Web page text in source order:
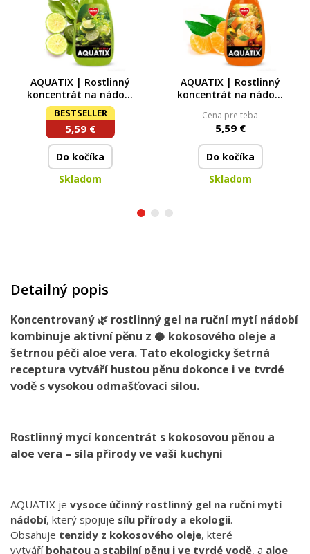
AQUATIX | Rostlinný
koncentrát na nádobí
BERGAMOT & LEMON |
500 ml
BESTSELLER
5,59 €
Do kočíka
Skladom
AQUATIX | Rostlinný
koncentrát na nádobí
Cena pre teba
5,59 €
Do kočíka
Skladom
Detailný popis
Koncentrovaný 🌿 rostlinný gel na ruční mytí nádobí
kombinuje aktivní pěnu z 🥥 kokosového oleje a
šetrnou péči aloe vera. Tato ekologicky šetrná
receptura vytváří hustou pěnu dokonce i ve tvrdé
vodě svysokou odmašťovací silou.
Rostlinný mycí koncentrát s kokosovou pěnou a
aloe vera – síla přírody ve vaší kuchyni
AQUATIX je vysoce účinný rostlinný gel na ruční mytí
nádobí, který spojuje sílu přírody a ekologii.
Obsahuje tenzidy z kokosového oleje, které
vytváří bohatou a stabilní pěnu i ve tvrdé vodě, a aloe